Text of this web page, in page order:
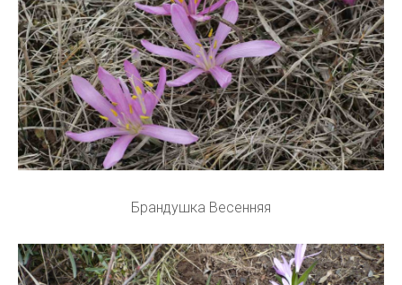
Брандушка Весенняя